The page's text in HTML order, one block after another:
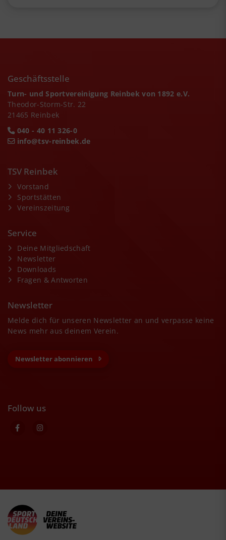
Geschäftsstelle
Turn- und Sportvereinigung Reinbek von 1892 e.V.
Theodor-Storm-Str. 22
21465 Reinbek
040 - 40 11 326-0
info@tsv-reinbek.de
TSV Reinbek
Vorstand
Sportstätten
Vereinszeitung
Service
Deine Mitgliedschaft
Newsletter
Downloads
Fragen & Antworten
Newsletter
Melde dich für unseren Newsletter an und verpasse keine
News mehr aus deinem Verein.
Newsletter abonnieren
Follow us